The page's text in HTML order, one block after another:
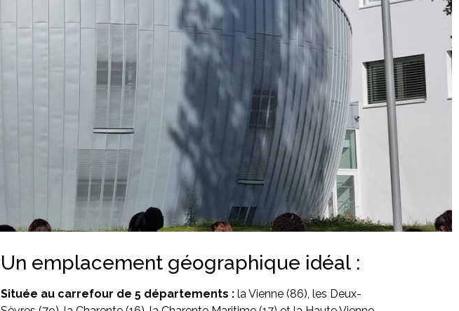
Un emplacement géographique idéal :
Située au carrefour de 5 départements : la Vienne (86), les Deux-